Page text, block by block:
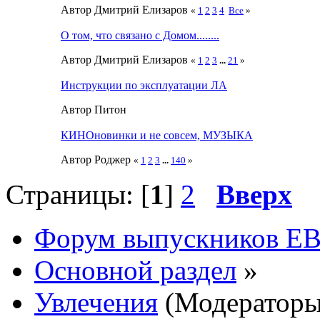
Автор Дмитрий Елизаров « 1 2 3 4 Все »
О том, что связано с Домом........
Автор Дмитрий Елизаров « 1 2 3 ... 21 »
Инструкции по эксплуатации ЛА
Автор Питон
КИНОновинки и не совсем, МУЗЫКА
Автор Роджер « 1 2 3 ... 140 »
Страницы: [1] 2
Вверх
Форум выпускников
Основной раздел »
Увлечения